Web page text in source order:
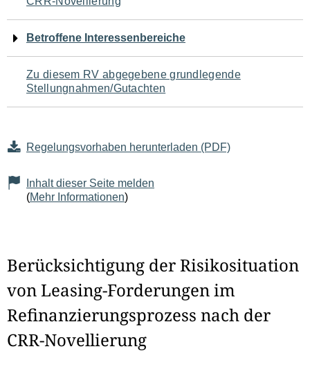
den
Seiteninhalt
Betroffene Interessenbereiche
Zu diesem RV abgegebene grundlegende
Stellungnahmen/Gutachten
Regelungsvorhaben herunterladen (PDF)
Inhalt dieser Seite melden
(Mehr Informationen)
Berücksichtigung der Risikosituation
von Leasing-Forderungen im
Refinanzierungsprozess nach der
CRR-Novellierung